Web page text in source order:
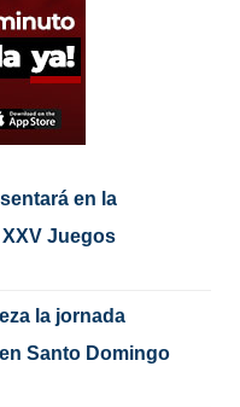
en la
Juegos
la jornada
Santo Domingo